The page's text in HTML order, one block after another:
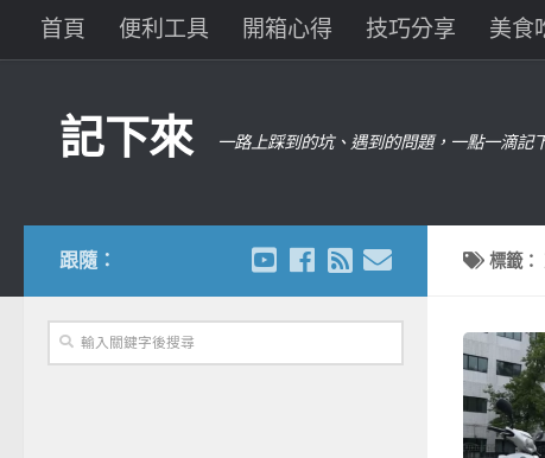
首頁 便利工具 開箱心得 技巧分享 美食
記下來 一路上踩到的坑、遇到的問題，一點一滴記
標籤：
跟隨：